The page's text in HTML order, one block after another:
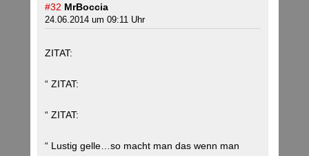
#32 MrBoccia
24.06.2014 um 09:11 Uhr
ZITAT:
“ ZITAT:
“ ZITAT:
“ Lustig gelle…so macht man das wenn man